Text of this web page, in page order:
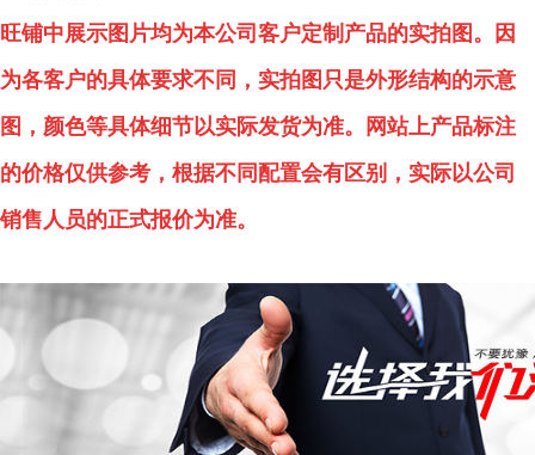
旺铺中展示图片均为本公司客户定制产品的实拍图。因
为各客户的具体要求不同，实拍图只是外形结构的示意
图，颜色等具体细节以实际发货为准。网站上产品标注
的价格仅供参考，根据不同配置会有区别，实际以公司
销售人员的正式报价为准。